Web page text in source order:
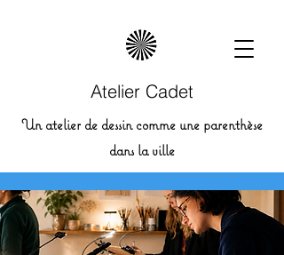
Atelier Cadet
Un atelier de dessin comme une parenthèse
dans la ville